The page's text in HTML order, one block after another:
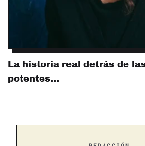
La historia real detrás de
potentes…